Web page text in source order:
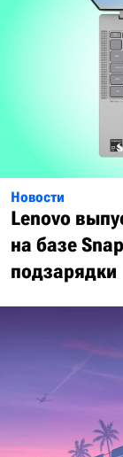
Новости
Lenovo
на базе
подзарядки